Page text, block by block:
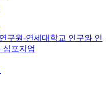
구원-연세대학교 인구와 인
심포지엄